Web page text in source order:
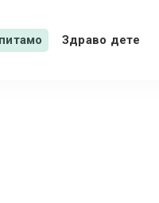
Здраво дете